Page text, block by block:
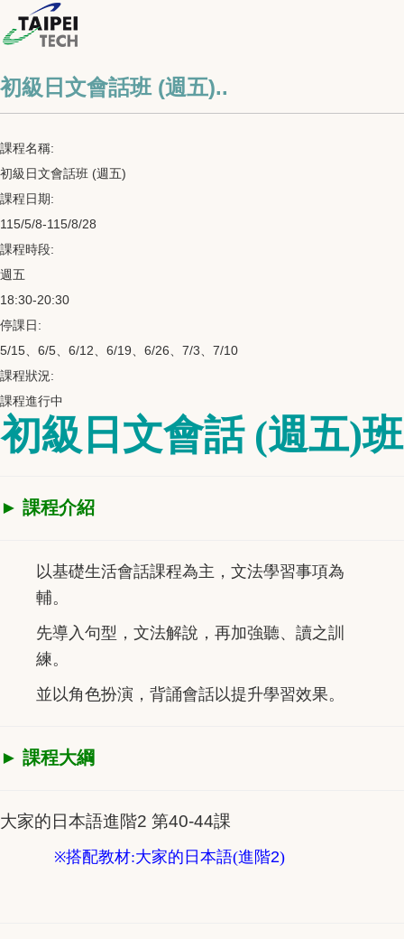
初級日文會話班 (週五)..
課程名稱:
初級日文會話班 (週五)
課程日期:
115/5/8-115/8/28
課程時段:
週五
18:30-20:30
停課日:
5/15、6/5、6/12、6/19、6/26、7/3、7/10
課程狀況:
課程進行中
初級日文會話 (週五)班
► 課程介紹
以基礎生活會話課程為主，文法學習事項為
輔。
先導入句型，文法解說，再加強聽、讀之訓
練。
並以角色扮演，背誦會話以提升學習效果。
► 課程大綱
大家的日本語進階2 第40-44課
※搭配教材:大家的日本語(進階2)